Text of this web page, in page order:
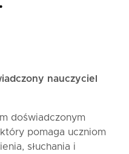
nauczyciel
doświadczonym
pomaga uczniom
słuchania i